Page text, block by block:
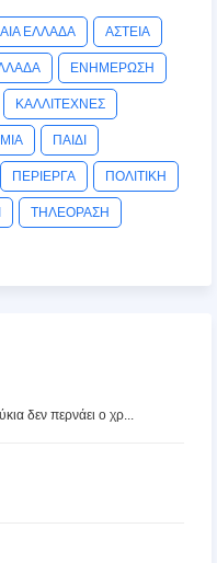
ΕΛΛΑΔΑ ΑΣΤΕΙΑ
ΕΝΗΜΕΡΩΣΗ
ΚΑΛΛΙΤΕΧΝΕΣ
ΠΑΙΔΙ
ΠΕΡΙΕΡΓΑ ΠΟΛΙΤΙΚΗ
ΤΗΛΕΟΡΑΣΗ
δεν περνάει ο χρ...